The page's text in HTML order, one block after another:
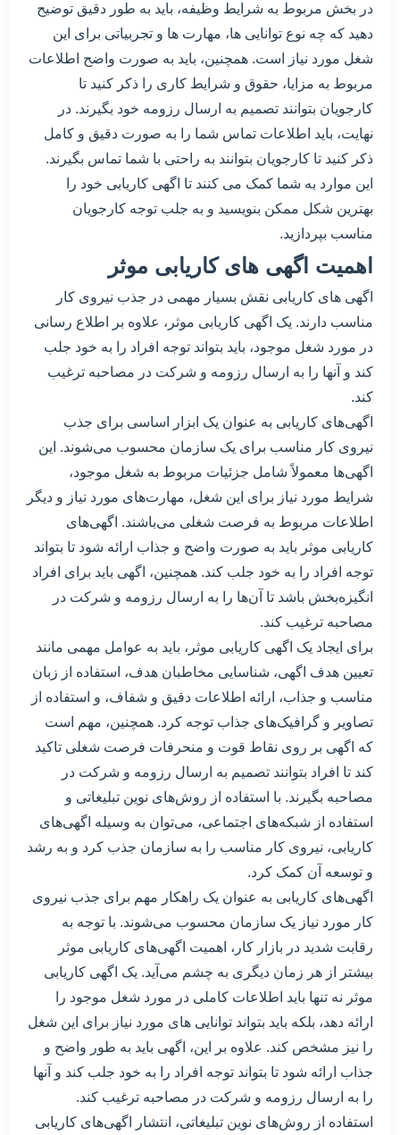
در بخش مربوط به شرایط وظیفه، باید به طور دقیق توضیح
دهید که چه نوع توانایی ها، مهارت ها و تجربیاتی برای این
شغل مورد نیاز است. همچنین، باید به صورت واضح اطلاعات
مربوط به مزایا، حقوق و شرایط کاری را ذکر کنید تا
کارجویان بتوانند تصمیم به ارسال رزومه خود بگیرند. در
نهایت، باید اطلاعات تماس شما را به صورت دقیق و کامل
ذکر کنید تا کارجویان بتوانند به راحتی با شما تماس بگیرند.
این موارد به شما کمک می کنند تا اگهی کاریابی خود را
بهترین شکل ممکن بنویسید و به جلب توجه کارجویان
مناسب بپردازید.
اهمیت اگهی های کاریابی موثر
اگهی های کاریابی نقش بسیار مهمی در جذب نیروی کار
مناسب دارند. یک اگهی کاریابی موثر، علاوه بر اطلاع رسانی
در مورد شغل موجود، باید بتواند توجه افراد را به خود جلب
کند و آنها را به ارسال رزومه و شرکت در مصاحبه ترغیب
کند.
اگهی‌های کاریابی به عنوان یک ابزار اساسی برای جذب
نیروی کار مناسب برای یک سازمان محسوب می‌شوند. این
اگهی‌ها معمولاً شامل جزئیات مربوط به شغل موجود،
شرایط مورد نیاز برای این شغل، مهارت‌های مورد نیاز و دیگر
اطلاعات مربوط به فرصت شغلی می‌باشند. اگهی‌های
کاریابی موثر باید به صورت واضح و جذاب ارائه شود تا بتواند
توجه افراد را به خود جلب کند. همچنین، اگهی باید برای افراد
انگیزه‌بخش باشد تا آن‌ها را به ارسال رزومه و شرکت در
مصاحبه ترغیب کند.
برای ایجاد یک اگهی کاریابی موثر، باید به عوامل مهمی مانند
تعیین هدف اگهی، شناسایی مخاطبان هدف، استفاده از زبان
مناسب و جذاب، ارائه اطلاعات دقیق و شفاف، و استفاده از
تصاویر و گرافیک‌های جذاب توجه کرد. همچنین، مهم است
که اگهی بر روی نقاط قوت و منحرفات فرصت شغلی تاکید
کند تا افراد بتوانند تصمیم به ارسال رزومه و شرکت در
مصاحبه بگیرند. با استفاده از روش‌های نوین تبلیغاتی و
استفاده از شبکه‌های اجتماعی، می‌توان به وسیله اگهی‌های
کاریابی، نیروی کار مناسب را به سازمان جذب کرد و به رشد
و توسعه آن کمک کرد.
اگهی‌های کاریابی به عنوان یک راهکار مهم برای جذب نیروی
کار مورد نیاز یک سازمان محسوب می‌شوند. با توجه به
رقابت شدید در بازار کار، اهمیت اگهی‌های کاریابی موثر
بیشتر از هر زمان دیگری به چشم می‌آید. یک اگهی کاریابی
موثر نه تنها باید اطلاعات کاملی در مورد شغل موجود را
ارائه دهد، بلکه باید بتواند توانایی های مورد نیاز برای این شغل
را نیز مشخص کند. علاوه بر این، اگهی باید به طور واضح و
جذاب ارائه شود تا بتواند توجه افراد را به خود جلب کند و آنها
را به ارسال رزومه و شرکت در مصاحبه ترغیب کند.
استفاده از روش‌های نوین تبلیغاتی، انتشار اگهی‌های کاریابی